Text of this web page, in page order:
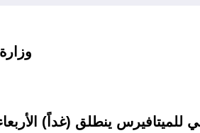
وزارة الفلاحة الجزائرية … هذا هو مخطط الوزارة في الربعي الأخير من عام 2022
ينطلق (غداً)